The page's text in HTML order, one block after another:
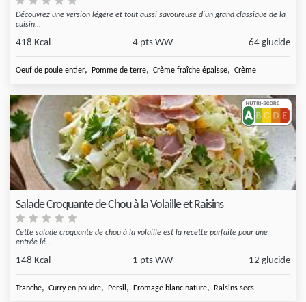
Découvrez une version légère et tout aussi savoureuse d'un grand classique de la
cuisin...
418 Kcal 4 pts WW 64 glucide
Oeuf de poule entier, Pomme de terre, Crème fraîche épaisse, Crème
Salade Croquante de Chou à la Volaille et Raisins
Cette salade croquante de chou à la volaille est la recette parfaite pour une
entrée lé...
148 Kcal 1 pts WW 12 glucide
Tranche, Curry en poudre, Persil , Fromage blanc nature, Raisins secs